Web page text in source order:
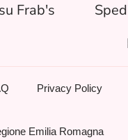
Frab's
Privacy Policy
Emilia Romagna